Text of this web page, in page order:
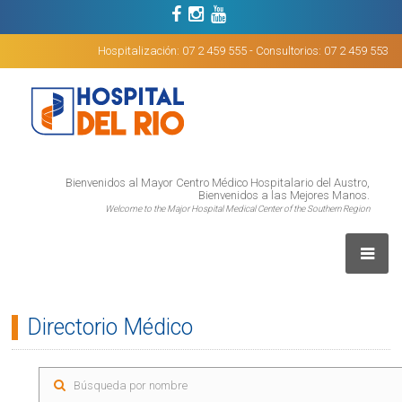
Hospitalización: 07 2 459 555 - Consultorios: 07 2 459 553
Bienvenidos al Mayor Centro Médico Hospitalario del Austro,
Bienvenidos a las Mejores Manos.
Welcome to the Major Hospital Medical Center of the Southern Region
Directorio Médico